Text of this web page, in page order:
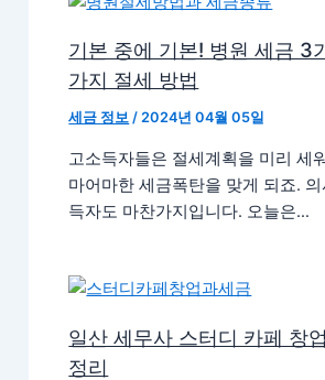
기본 중에 기본! 병원 세금 3
가지 절세 방법
세금 정보 /2024년 04월 05일
고소득자들은 절세계획을 미리 세
마어마한 세금폭탄을 맞게 되죠.
득자도 마찬가지입니다. 오늘은…
일산 세무사 스터디 카페 창
정리